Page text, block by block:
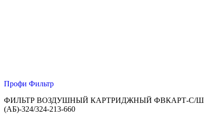
Профи Фильтр
ФИЛЬТР ВОЗДУШНЫЙ КАРТРИДЖНЫЙ ФВКАРТ-С/Ш
(АБ)-324/324-213-660